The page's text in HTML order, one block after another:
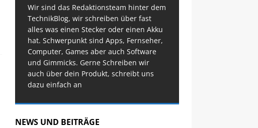
Wir sind das Redaktionsteam hinter dem
TechnikBlog, wir schreiben über fast
alles was einen Stecker oder einen Akku
hat. Schwerpunkt sind Apps, Fernseher,
Computer, Games aber auch Software
und Gimmicks. Gerne Schreiben wir
auch über dein Produkt, schreibt uns
dazu einfach an
NEWS UND BEITRÄGE